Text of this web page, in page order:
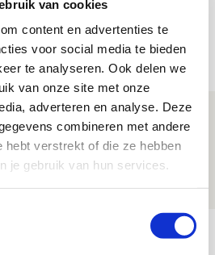
van cookies
content en advertenties te
voor social media te bieden
te analyseren. Ook delen we
van onze site met onze
adverteren en analyse. Deze
combineren met andere
hebt verstrekt of die ze hebben
je gebruik van hun services.
heel speciaal’
eenvoudig opzij en
naar Dublin